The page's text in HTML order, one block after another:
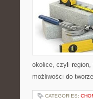
okolice, czyli region,
możliwości do
CATEGORIES: